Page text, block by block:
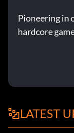
mayoría de las
Esto se hace para
coges un
unas pocas
En el menú
Pioneering in
hardcore
LATEST